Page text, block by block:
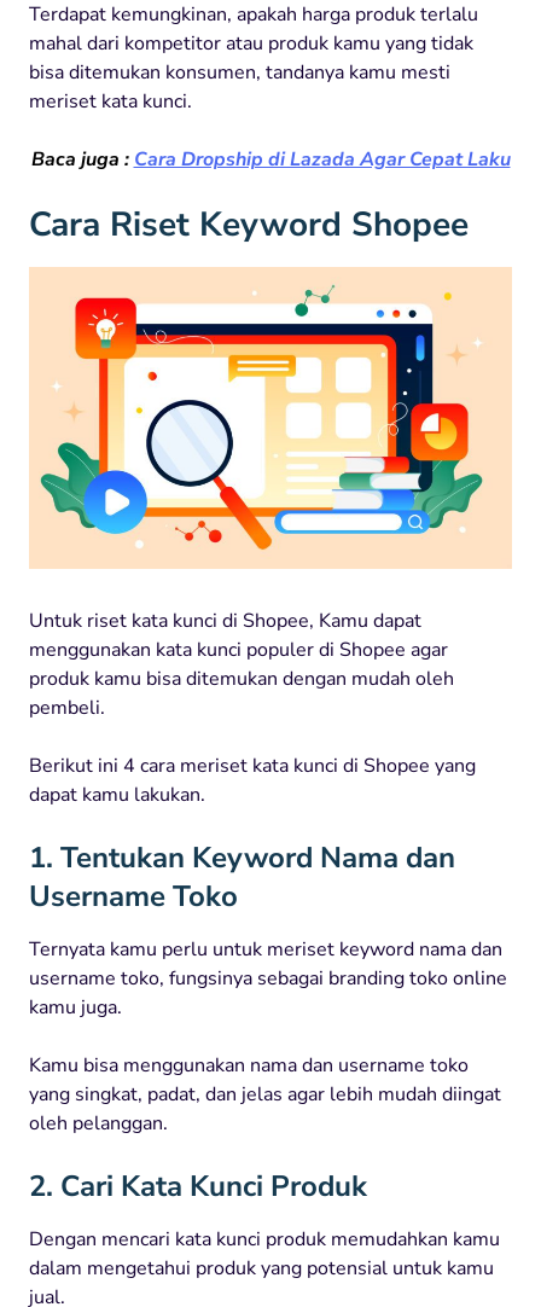
Terdapat kemungkinan, apakah harga produk terlalu
mahal dari kompetitor atau produk kamu yang tidak
bisa ditemukan konsumen, tandanya kamu mesti
meriset kata kunci.
Baca juga : Cara Dropship di Lazada Agar Cepat Laku
Cara Riset Keyword Shopee
Untuk riset kata kunci di Shopee, Kamu dapat
menggunakan kata kunci populer di Shopee agar
produk kamu bisa ditemukan dengan mudah oleh
pembeli.
Berikut ini 4 cara meriset kata kunci di Shopee yang
dapat kamu lakukan.
1. Tentukan Keyword Nama dan
Username Toko
Ternyata kamu perlu untuk meriset keyword nama dan
username toko, fungsinya sebagai branding toko online
kamu juga.
Kamu bisa menggunakan nama dan username toko
yang singkat, padat, dan jelas agar lebih mudah diingat
oleh pelanggan.
2. Cari Kata Kunci Produk
Dengan mencari kata kunci produk memudahkan kamu
dalam mengetahui produk yang potensial untuk kamu
jual.